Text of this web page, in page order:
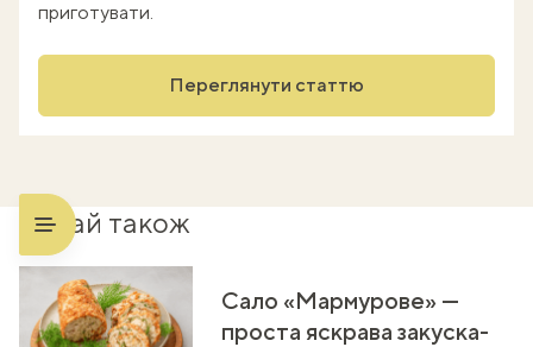
приготувати.
Переглянути статтю
Читай також
Сало «Мармурове» —
проста яскрава закуска-